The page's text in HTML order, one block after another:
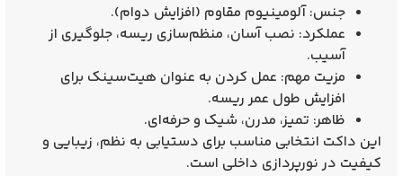
جنس:آلومینیوم مقاوم (افزایش دوام).
عملکرد: نصب آسان، منظم‌سازی ریسه، جلوگیری از
آسیب.
مزیت مهم: عمل کردن به عنوان هیت‌سینک برای
افزایش طول عمر ریسه.
ظاهر: تمیز، مدرن، شیک و حرفه‌ای.
این داکت انتخابی مناسب برای دستیابی به نظم، زیبایی و
کیفیت در نورپردازی داخلی است.